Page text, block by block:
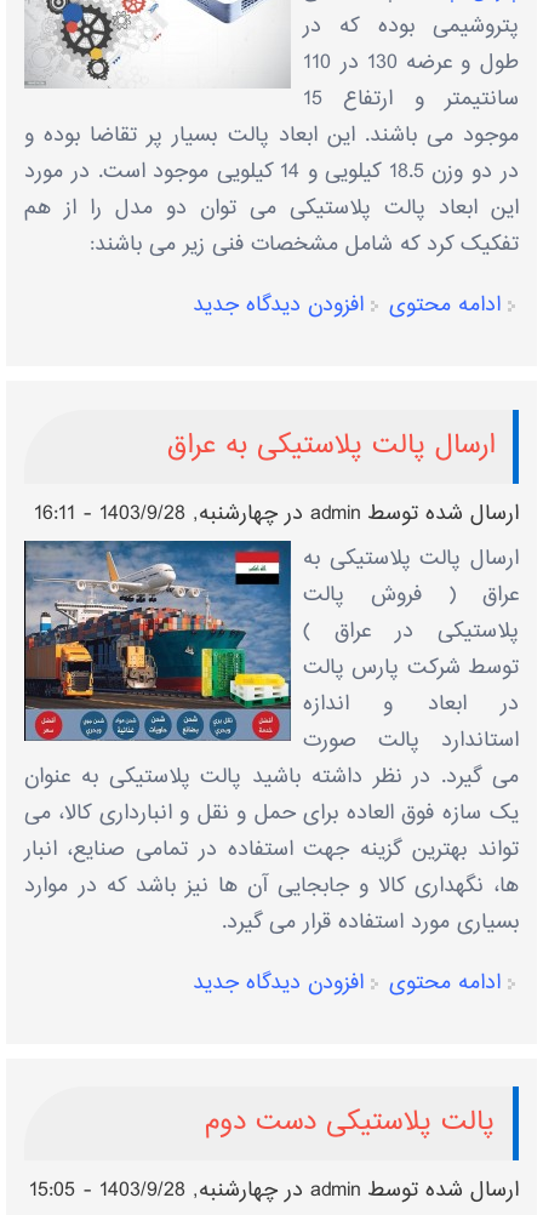
پتروشیمی بوده که در
طول و عرضه 130 در 110
سانتیمتر و ارتفاع 15
موجود می باشند. این ابعاد پالت بسیار پر تقاضا بوده و
در دو وزن 18.5 کیلویی و 14 کیلویی موجود است. در مورد
این ابعاد پالت پلاستیکی می توان دو مدل را از هم
تفکیک کرد که شامل مشخصات فنی زیر می باشند:
ادامه محتوی
افزودن دیدگاه جدید
ارسال پالت پلاستیکی به عراق
ارسال شده توسطadmin در چهارشنبه, 1403/9/28 - 16:11
ارسال پالت پلاستیکی به
عراق ( فروش پالت
پلاستیکی در عراق )
توسط شرکت پارس پالت
در ابعاد و اندازه
استاندارد پالت صورت
می گیرد. در نظر داشته باشید پالت پلاستیکی به عنوان
یک سازه فوق العاده برای حمل و نقل و انبارداری کالا، می
تواند بهترین گزینه جهت استفاده در تمامی صنایع، انبار
ها، نگهداری کالا و جابجایی آن ها نیز باشد که در موارد
بسیاری مورد استفاده قرار می گیرد.
ادامه محتوی
افزودن دیدگاه جدید
پالت پلاستیکی دست دوم
ارسال شده توسطadmin در چهارشنبه, 1403/9/28 - 15:05